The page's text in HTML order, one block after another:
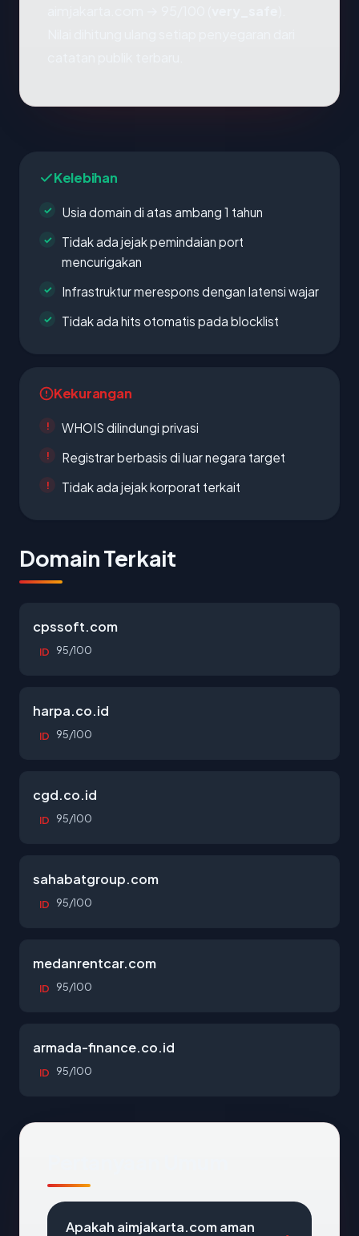
Kelebihan
Usia domain di atas ambang 1 tahun
Tidak ada jejak pemindaian port
mencurigakan
Infrastruktur merespons dengan latensi wajar
Tidak ada hits otomatis pada blocklist
Kekurangan
WHOIS dilindungi privasi
Registrar berbasis di luar negara target
Tidak ada jejak korporat terkait
Domain Terkait
cpssoft.com
ID 95/100
harpa.co.id
ID 95/100
cgd.co.id
ID 95/100
sahabatgroup.com
ID 95/100
medanrentcar.com
ID 95/100
armada-finance.co.id
ID 95/100
Apakah aimjakarta.com aman